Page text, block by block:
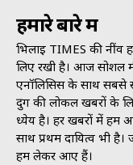
हमारे बारे में
भिलाई TIMES की
लिए रखी है। आज सोशल
एनॉलिसिस के साथ सबसे
दुर्ग की लोकल खबरों के
ध्येय है। हर खबरों में हम
साथ प्रथम दायित्व भी
हम लेकर आए हैं।